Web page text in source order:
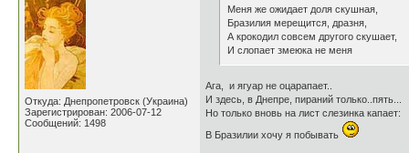
Откуда: Днепропетровск (Украина)
Зарегистрирован: 2006-07-12
Сообщений: 1498
Меня же ожидает доля скушная,
Бразилия мерещится, дразня,
А крокодил совсем другого скушает,
И слопает змеюка не меня
Ага, и ягуар не оцарапает..
И здесь, в Днепре, пираний только..пять...
Но только вновь на лист слезинка капает:
В Бразилии хочу я побывать